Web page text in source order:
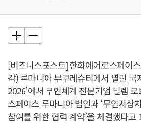
[비즈니스포스트] 한화에어로스페이
각) 루마니아 부쿠레슈티에서 열린 국
2026’에서 무인체계 전문기업 밀렘
스페이스 루마니아 법인과 ‘무인지상
참여를 위한 협력 계약’을 체결했다고